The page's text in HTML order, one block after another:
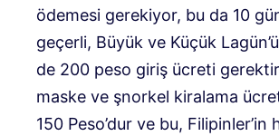
ödemesi gerekiyor, bu da 10
geçerli, Büyük ve Küçük
de 200 peso giriş ücreti
maske ve şnorkel kiralama
150 Peso’dur ve bu, Filipinler’in